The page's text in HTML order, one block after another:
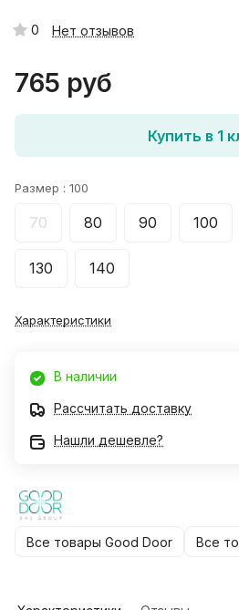
0 Нет отзывов
765 руб
Купить в 1
Размер : 100
70 80 90 100
130 140
Характеристики
В наличии
Рассчитать доставку
Нашли дешевле?
Все товары Good Door Все